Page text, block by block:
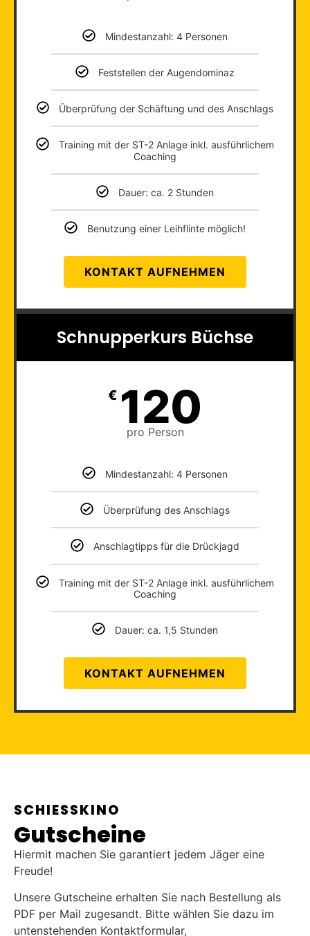
Mindestanzahl: 4 Personen
Feststellen der Augendominaz
Überprüfung der Schäftung und des Anschlags
Training mit der ST-2 Anlage inkl. ausführlichem
Coaching
Dauer: ca. 2 Stunden
Benutzung einer Leihflinte möglich!
KONTAKT AUFNEHMEN
Schnupperkurs Büchse
€ 120
pro Person
Mindestanzahl: 4 Personen
Überprüfung des Anschlags
Anschlagtipps für die Drückjagd
Training mit der ST-2 Anlage inkl. ausführlichem
Coaching
Dauer: ca. 1,5 Stunden
KONTAKT AUFNEHMEN
SCHIESSKINO
Gutscheine
Hiermit machen Sie garantiert jedem Jäger eine
Freude!
Unsere Gutscheine erhalten Sie nach Bestellung als
PDF per Mail zugesandt. Bitte wählen Sie dazu im
untenstehenden Kontaktformular,